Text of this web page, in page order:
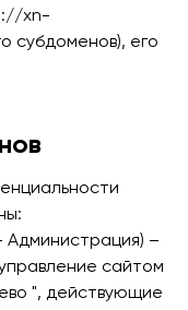
xn-
субдоменов), его
Администрация) –
сайтом
", действующие